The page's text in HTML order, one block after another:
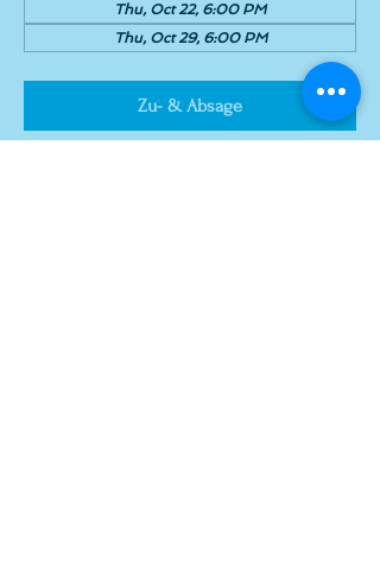
Thu, Oct 22, 6:00 PM
Thu, Oct 29, 6:00 PM
Zu- & Absage